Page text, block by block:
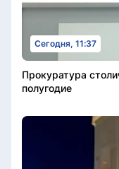
Сегодня, 11:37
Прокуратура
полугодие